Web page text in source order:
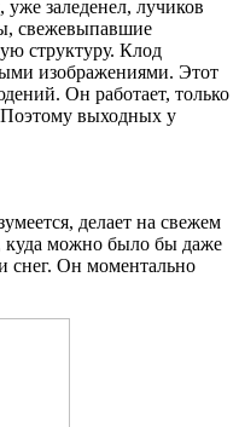
заледенел, лучиков
свежевыпавшие
структуру. Клод
изображениями. Этот
Он работает, только
выходных у
делает на свежем
куда можно было бы даже
снег. Он моментально